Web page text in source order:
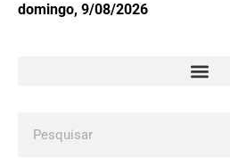
domingo, 9/08/2026